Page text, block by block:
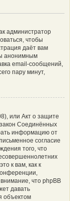
администратор
чтобы
даёт вам
анонимным
email-сообщений,
пару минут,
или Акт о защите
Соединённых
информацию от
согласие
того, что
к вам, как к
что phpBB
давать
объектом